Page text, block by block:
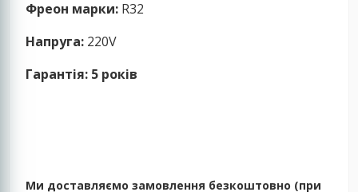
Фреон марки: R32
Напруга: 220V
Гарантія: 5 років
Ми доставляємо замовлення безкоштовно (при